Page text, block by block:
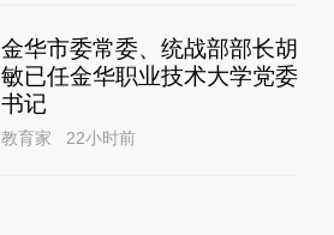
金华市委常委、统战部部长胡
敏已任金华职业技术大学党委
书记
教育家 22小时前